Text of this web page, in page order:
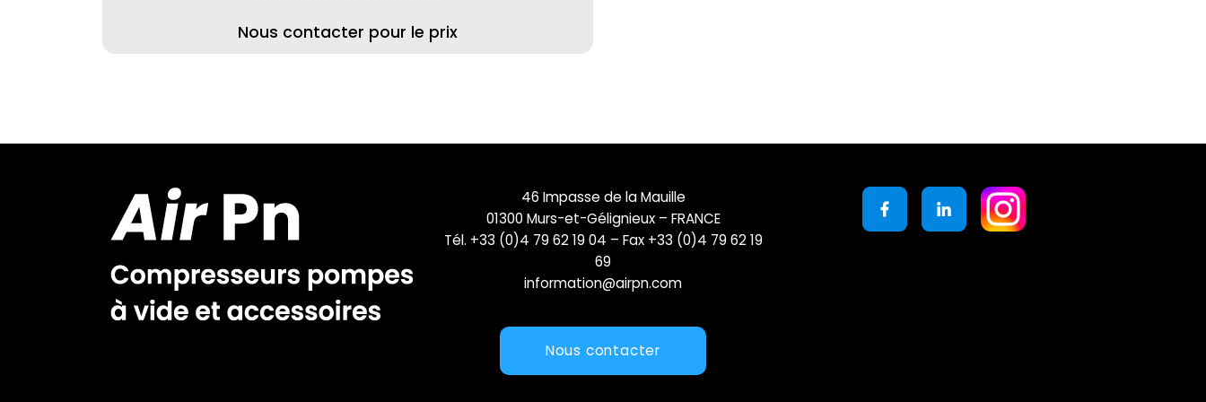
Nous contacter pour le prix
46 Impasse de la Mauille
01300 Murs-et-Gélignieux – FRANCE
Tél. +33 (0)4 79 62 19 04 – Fax +33 (0)4 79 62 19
69
information@airpn.com
Nous contacter